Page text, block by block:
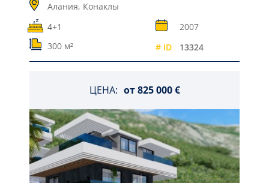
Алания, Конаклы
4+1
2007
300 м²
# ID 13324
ЦЕНА: от825 000 €